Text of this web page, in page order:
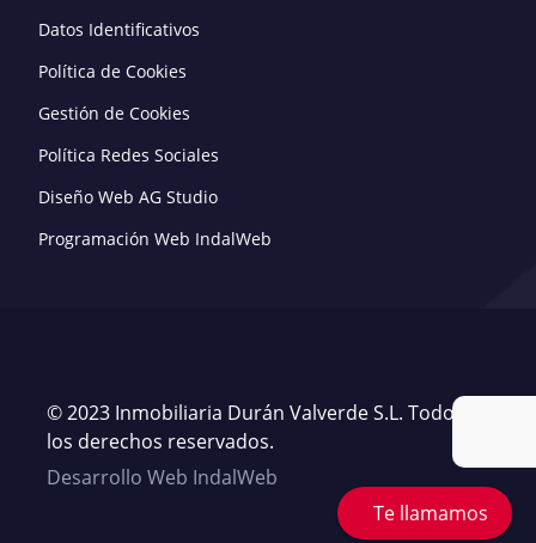
Datos Identificativos
Política de Cookies
Gestión de Cookies
Política Redes Sociales
Diseño Web AG Studio
Programación Web IndalWeb
© 2023 Inmobiliaria Durán Valverde S.L. Todos
los derechos reservados.
Desarrollo Web IndalWeb
Te llamamos